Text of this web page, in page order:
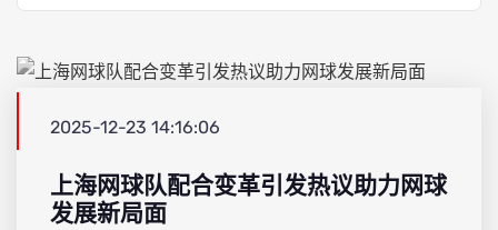
2025-12-23 14:16:06
上海网球队配合变革引发热议助力网球
发展新局面